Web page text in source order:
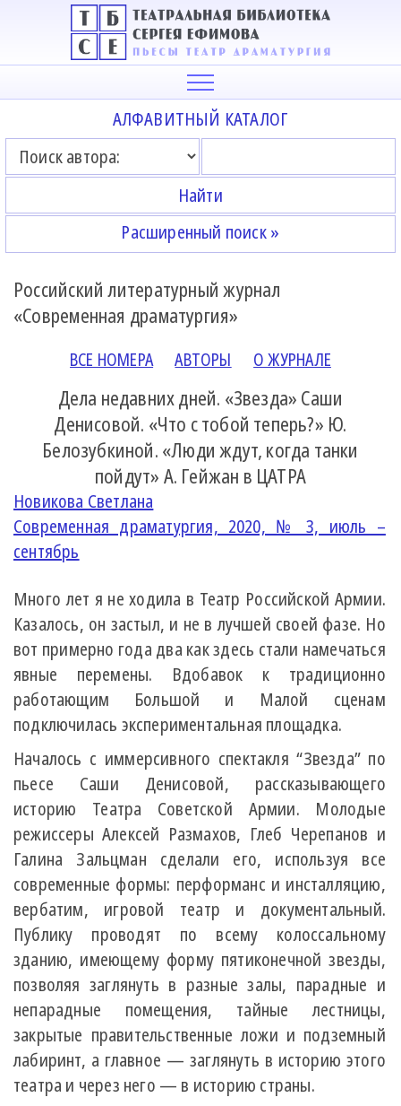
АЛФАВИТНЫЙ КАТАЛОГ
Расширенный поиск »
Российский литературный журнал
«Современная драматургия»
ВСЕ НОМЕРА АВТОРЫ О ЖУРНАЛЕ
Дела недавних дней. «Звезда» Саши
Денисовой. «Что с тобой теперь?» Ю.
Белозубкиной. «Люди ждут, когда танки
пойдут» А. Гейжан в ЦАТРА
Новикова Светлана
Современная драматургия, 2020, № 3, июль –
сентябрь
Много лет я не ходила в Театр Российской Армии.
Казалось, он застыл, и не в лучшей своей фазе. Но
вот примерно года два как здесь стали намечаться
явные перемены. Вдобавок к традиционно
работающим Большой и Малой сценам
подключилась экспериментальная площадка.
Началось с иммерсивного спектакля “Звезда” по
пьесе Саши Денисовой, рассказывающего
историю Театра Советской Армии. Молодые
режиссеры Алексей Размахов, Глеб Черепанов и
Галина Зальцман сделали его, используя все
современные формы: перформанс и инсталляцию,
вербатим, игровой театр и документальный.
Публику проводят по всему колоссальному
зданию, имеющему форму пятиконечной звезды,
позволяя заглянуть в разные залы, парадные и
непарадные помещения, тайные лестницы,
закрытые правительственные ложи и подземный
лабиринт, а главное — заглянуть в историю этого
театра и через него — в историю страны.